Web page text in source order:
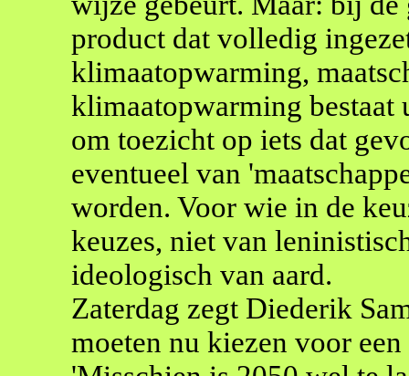
product dat volledig
klimaatopwarming,
klimaatopwarming bestaat
om toezicht op iets dat
eventueel van
worden. Voor wie in de
keuzes, niet van
ideologisch van aard.
Zaterdag zegt Diederik
moeten nu kiezen voor